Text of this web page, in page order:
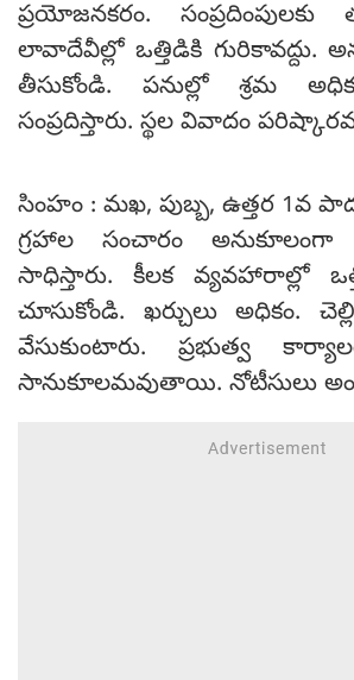
ప్రయోజనకరం.
లావాదేవీల్లో ఒత్తిడికి గురికావద్దు.
తీసుకోండి. పనుల్లో శ్రమ
సంప్రదిస్తారు. స్థల వివాదం
సింహం : మఖ, పుబ్బ, ఉత్తర 1వ
గ్రహాల సంచారం అనుకూలంగా
సాధిస్తారు. కీలక వ్యవహారాల్లో
చూసుకోండి. ఖర్చులు అధికం.
వేసుకుంటారు. ప్రభుత్వ
సానుకూలమవుతాయి. నోటీసులు